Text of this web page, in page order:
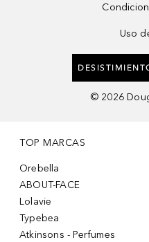
Uso
© 2026
TOP MARCAS
Orebella
ABOUT-FACE
Lolavie
Typebea
Atkinsons - Perfumes